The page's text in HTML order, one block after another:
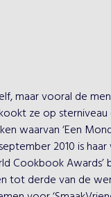
maar vooral de
ze op
waarvan ‘Een
2010 is haar
Cookbook
tot derde van de